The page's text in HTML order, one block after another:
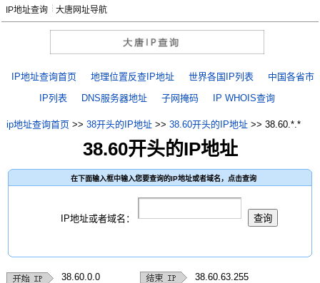
大唐网址导航
IP地址查询
IP地址查询首页 地理位置反查IP地址 世界各国IP列表
中国各省市
IP列表
DNS服务器地址 子网掩码 IP WHOIS查询
ip地址查询首页>> 38开头的IP地址>> 38.60开头的IP地址>> 38.60.*.*
38.60开头的IP地址
在下面输入框中输入您要查询的IP地址或者域名，点击查询
IP地址或者域名：
38.60.0.0
38.60.63.255